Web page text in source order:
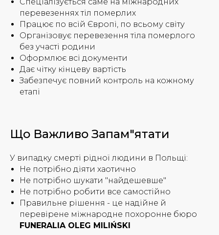
перевезеннях тіл померлих
Працює по всій Європі, по всьому світу
Організовує перевезення тіла померлого
без участі родини
Оформлює всі документи
Дає чітку кінцеву вартість
Забезпечує повний контроль на кожному
етапі
Що Важливо Запам"ятати
У випадку смерті рідної людини в Польщі:
Не потрібно діяти хаотично
Не потрібно шукати "найдешевше"
Не потрібно робити все самостійно
Правильне рішення - це надійне й
перевірене міжнародне похоронне бюро
FUNERALIA OLEG MILIŃSKI